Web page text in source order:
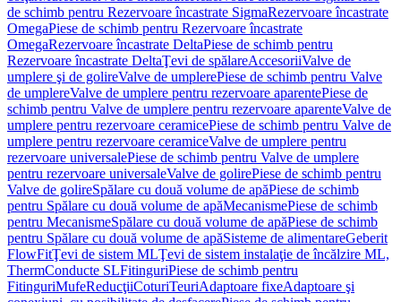
de schimb pentru Rezervoare încastrate SigmaRezervoare încastrate
OmegaPiese de schimb pentru Rezervoare încastrate
OmegaRezervoare încastrate DeltaPiese de schimb pentru
Rezervoare încastrate DeltaŢevi de spălareAccesoriiValve de
umplere şi de golireValve de umplerePiese de schimb pentru Valve
de umplereValve de umplere pentru rezervoare aparentePiese de
schimb pentru Valve de umplere pentru rezervoare aparenteValve de
umplere pentru rezervoare ceramicePiese de schimb pentru Valve de
umplere pentru rezervoare ceramiceValve de umplere pentru
rezervoare universalePiese de schimb pentru Valve de umplere
pentru rezervoare universaleValve de golirePiese de schimb pentru
Valve de golireSpălare cu două volume de apăPiese de schimb
pentru Spălare cu două volume de apăMecanismePiese de schimb
pentru MecanismeSpălare cu două volume de apăPiese de schimb
pentru Spălare cu două volume de apăSisteme de alimentareGeberit
FlowFitŢevi de sistem MLŢevi de sistem instalaţie de încălzire ML,
ThermConducte SLFitinguriPiese de schimb pentru
FitinguriMufeReducţiiCoturiTeuriAdaptoare fixeAdaptoare şi